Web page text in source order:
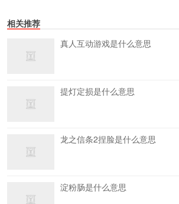
相关推荐
真人互动游戏是什么意思
提灯定损是什么意思
龙之信条2捏脸是什么意思
淀粉肠是什么意思